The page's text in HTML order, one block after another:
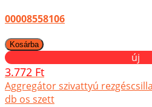
00008558106
új
3.772 Ft
Aggregátor szivattyú
db os szett